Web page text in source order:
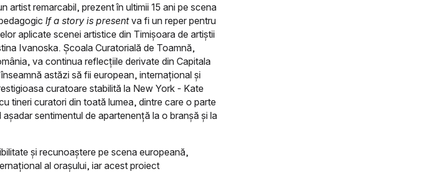
artist remarcabil, prezent în ultimii 15 ani pe scena
If a story is presentva fi un reper pentru
aplicate scenei artistice din Timișoara de artiștii
Ivanoska. Școala Curatorială de Toamnă,
va continua reflecțiile derivate din Capitala
astăzi să fii european, internațional și
curatoare stabilită la New York - Kate
tineri curatori din toată lumea, dintre care o parte
sentimentul de apartenență la o branșă și la
și recunoaștere pe scena europeană,
al orașului, iar acest proiect